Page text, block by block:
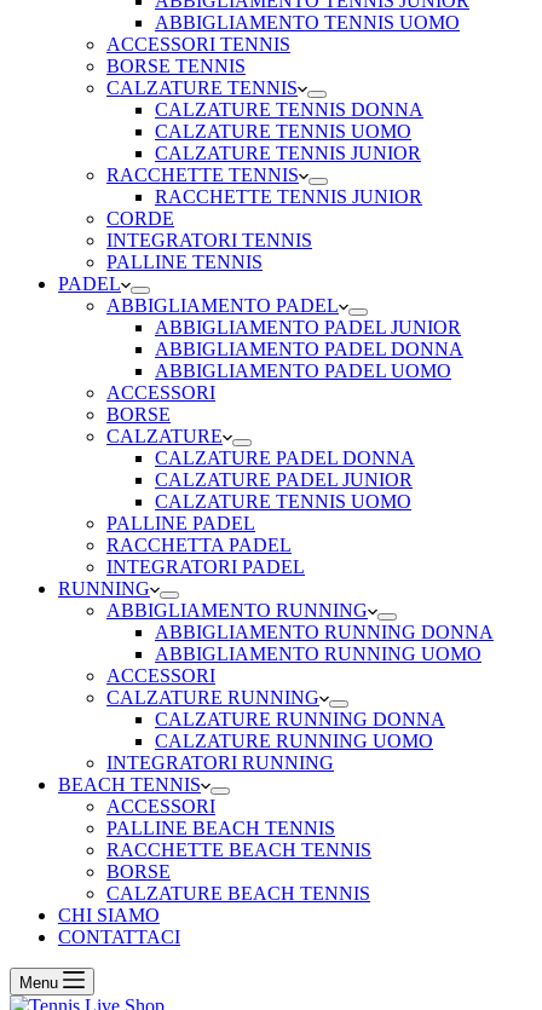
ABBIGLIAMENTO TENNIS UOMO
ACCESSORI TENNIS
BORSE TENNIS
CALZATURE TENNIS
CALZATURE TENNIS DONNA
CALZATURE TENNIS UOMO
CALZATURE TENNIS JUNIOR
RACCHETTE TENNIS
RACCHETTE TENNIS JUNIOR
CORDE
INTEGRATORI TENNIS
PALLINE TENNIS
PADEL
ABBIGLIAMENTO PADEL
ABBIGLIAMENTO PADEL JUNIOR
ABBIGLIAMENTO PADEL DONNA
ABBIGLIAMENTO PADEL UOMO
ACCESSORI
BORSE
CALZATURE
CALZATURE PADEL DONNA
CALZATURE PADEL JUNIOR
CALZATURE TENNIS UOMO
PALLINE PADEL
RACCHETTA PADEL
INTEGRATORI PADEL
RUNNING
ABBIGLIAMENTO RUNNING
ABBIGLIAMENTO RUNNING DONNA
ABBIGLIAMENTO RUNNING UOMO
ACCESSORI
CALZATURE RUNNING
CALZATURE RUNNING DONNA
CALZATURE RUNNING UOMO
INTEGRATORI RUNNING
BEACH TENNIS
ACCESSORI
PALLINE BEACH TENNIS
RACCHETTE BEACH TENNIS
BORSE
CALZATURE BEACH TENNIS
CHI SIAMO
CONTATTACI
Menu